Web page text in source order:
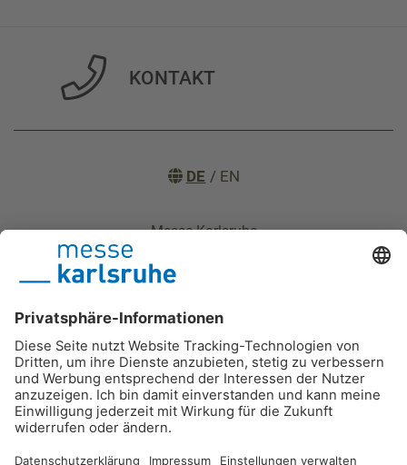
KONTAKT
DE / EN
Messe Karlsruhe
Impressum
Datenschutz
Nutzungsbedingungen
Barrierefreiheitserklärung